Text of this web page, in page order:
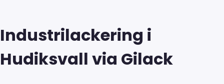
Industrilackering i
Hudiksvall via Gilack